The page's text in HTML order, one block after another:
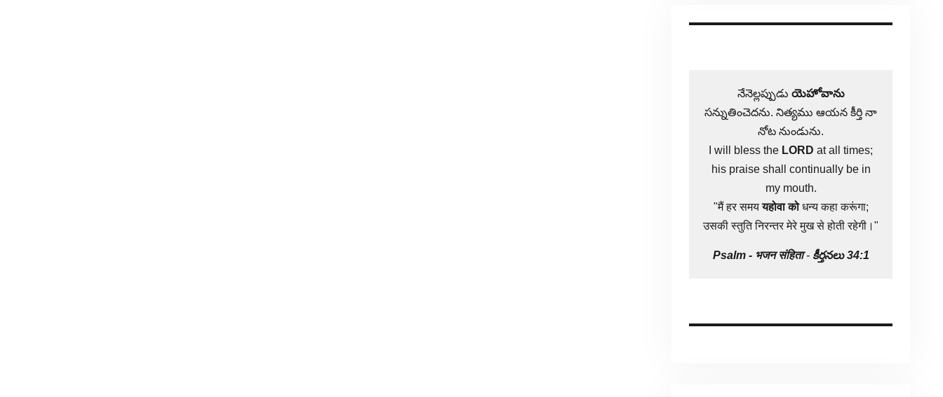
నేనెల్లప్పుడు యెహోవాను
సన్నుతించెదను. నిత్యము ఆయన కీర్తి నా
నోట నుండును.
I will bless the LORD at all times;
his praise shall continually be in
my mouth.
"मैं हर समययहोवा कोधन्य कहा करूंगा;
उसकी स्तुति निरन्तर मेरे मुख से होती रहेगी।"
Psalm - भजन संहिता- కీర్తనలు 34:1